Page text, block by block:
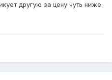
другую за цену чуть ниже.